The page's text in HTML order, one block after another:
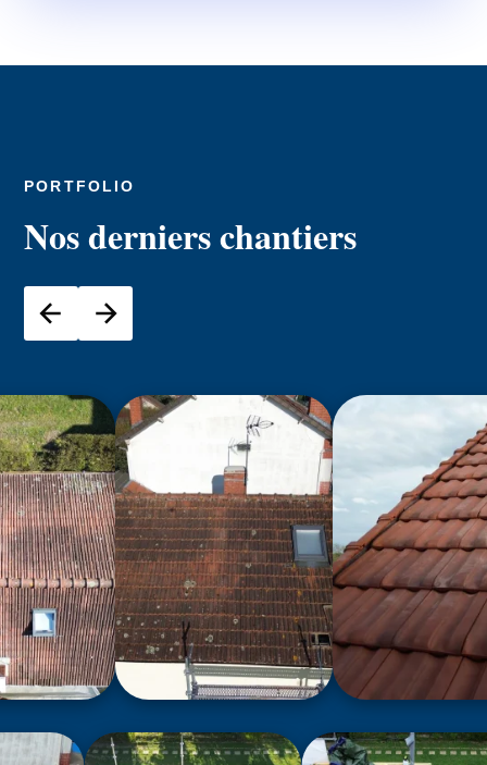
PORTFOLIO
Nos derniers chantiers